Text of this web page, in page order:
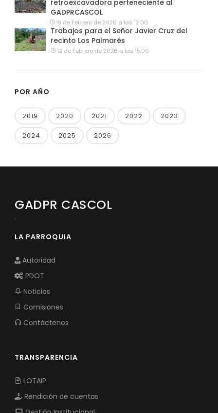
retroexcavadora perteneciente al
GADPRCASCOL
19 de Febrero de 2026 a las 12:00
Trabajos para el Señor Javier Cruz del
recinto Los Palmarés
12 de Febrero de 2026 a las 15:00
POR AÑO
2019 2020 2021 2022 2023
2024 2025 2026
GADPR CASCOL
-
LA PARROQUIA
Autoridad
PDOT
Noticias
Comisiones
Contáctenos
TRANSPARENCIA
LOTAIP
Rendición de cuentas